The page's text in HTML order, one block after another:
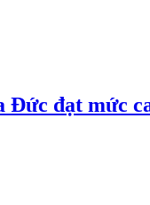
Đức đạt mức